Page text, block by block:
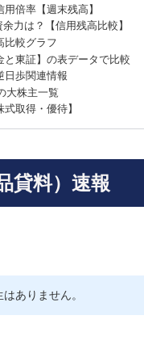
用倍率【週末残高】
力は？【信用残高比較】
比較グラフ
と東証】の表データで比較
日歩関連情報
大株主一覧
取得・優待】
貸料）速報
ありません。